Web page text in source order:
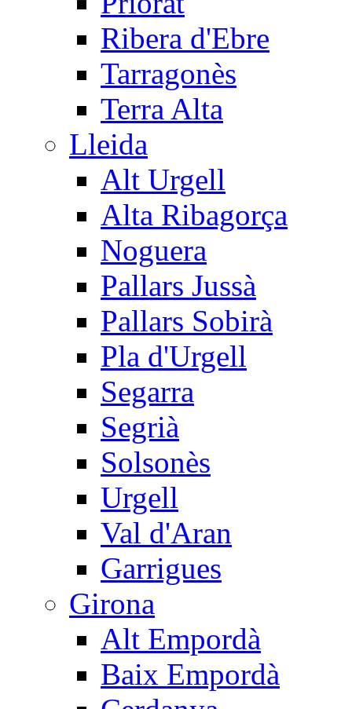
Ribera d'Ebre
Tarragonès
Terra Alta
Lleida
Alt Urgell
Alta Ribagorça
Noguera
Pallars Jussà
Pallars Sobirà
Pla d'Urgell
Segarra
Segrià
Solsonès
Urgell
Val d'Aran
Garrigues
Girona
Alt Empordà
Baix Empordà